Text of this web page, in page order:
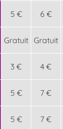
5 € 6 €
Gratuit Gratuit
3 € 4 €
5 € 7 €
5 € 7 €